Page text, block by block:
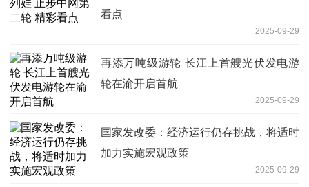
看点
2025-09-29
再添万吨级游轮 长江上首艘光伏发电游
轮在渝开启首航
2025-09-29
国家发改委：经济运行仍存挑战，将适时
加力实施宏观政策
2025-09-29